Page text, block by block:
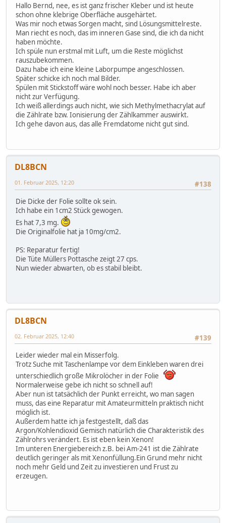
Hallo Bernd, nee, es ist ganz frischer Kleber und ist heute
schon ohne klebrige Oberfläche ausgehärtet.
Was mir noch etwas Sorgen macht, sind Lösungsmittelreste.
Man riecht es noch, das im inneren Gase sind, die ich da nicht
haben möchte.
Ich spüle nun erstmal mit Luft, um die Reste möglichst
rauszubekommen.
Dazu habe ich eine kleine Laborpumpe angeschlossen.
Später schicke ich noch mal Bilder.
Spülen mit Stickstoff wäre wohl noch besser. Habe ich aber
nicht zur Verfügung.
Ich weiß allerdings auch nicht, wie sich Methylmethacrylat auf
die Zählrate bzw. Ionisierung der Zählkammer auswirkt.
Ich gehe davon aus, das alle Fremdatome nicht gut sind.
DL8BCN
#138
01. Februar 2025, 12:20
Die Dicke der Folie sollte ok sein.
Ich habe ein 1cm2 Stück gewogen.
Es hat 7,3 mg.
Die Originalfolie hat ja 10mg/cm2.
PS: Reparatur fertig!
Die Tüte Müllers Pottasche zeigt 27 cps.
Nun wieder abwarten, ob es stabil bleibt.
DL8BCN
#139
02. Februar 2025, 12:40
Leider wieder mal ein Misserfolg.
Trotz Suche mit Taschenlampe vor dem Einkleben waren drei
unterschiedlich große Mikrolöcher in der Folie
Normalerweise gebe ich nicht so schnell auf!
Aber nun ist tatsächlich der Punkt erreicht, wo man sagen
muss, das eine Reparatur mit Amateurmitteln praktisch nicht
möglich ist.
Außerdem hatte ich ja festgestellt, daß das
Argon/Kohlendioxid Gemisch natürlich die Charakteristik des
Zählrohrs verändert. Es ist eben kein Xenon!
Im unteren Energiebereich z.B. bei Am-241 ist die Zählrate
deutlich geringer als mit Xenonfüllung.Ein Grund mehr nicht
noch mehr Geld und Zeit zu investieren und Frust zu
erzeugen.